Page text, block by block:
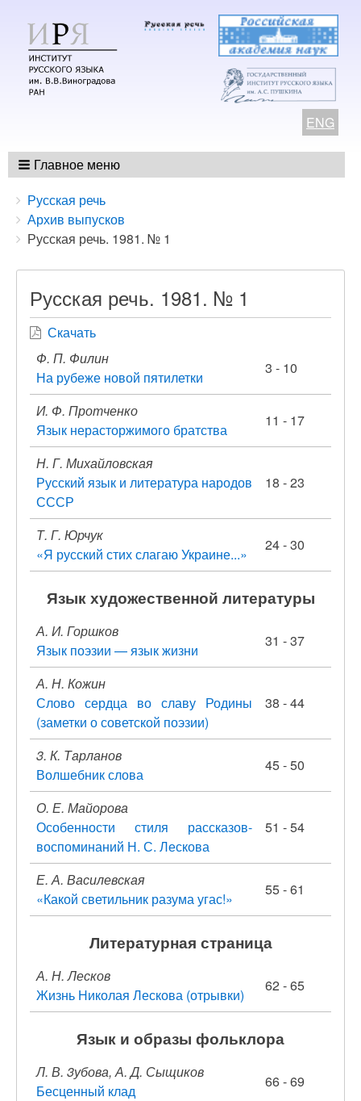
ENG
Главное меню
Breadcrumbs
You
are
here:
Русская речь
Архив выпусков
Русская речь. 1981. № 1
Русская речь. 1981. № 1
Скачать
Ф. П. Филин
На рубеже новой пятилетки
3 - 10
И. Ф. Протченко
Язык нерасторжимого братства
11 - 17
Н. Г. Михайловская
Русский язык и литература народов
СССР
18 - 23
Т. Г. Юрчук
«Я русский стих слагаю Украине...»
24 - 30
Язык художественной литературы
А. И. Горшков
Язык поэзии — язык жизни
31 - 37
А. Н. Кожин
Слово сердца во славу Родины
(заметки о советской поэзии)
38 - 44
3. К. Тарланов
Волшебник слова
45 - 50
О. Е. Майорова
Особенности стиля рассказов-
воспоминаний Н. С. Лескова
51 - 54
Е. А. Василевская
«Какой светильник разума угас!»
55 - 61
Литературная страница
А. Н. Лесков
Жизнь Николая Лескова (отрывки)
62 - 65
Язык и образы фольклора
Л. В. 3убова, А. Д. Сыщиков
Бесценный клад
66 - 69